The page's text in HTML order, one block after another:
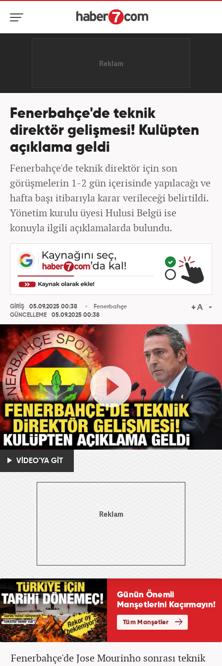
Fenerbahçe'de teknik
direktör gelişmesi! Kulüpten
açıklama geldi
Fenerbahçe'de teknik direktör için son
görüşmelerin 1-2 gün içerisinde yapılacağı ve
hafta başı itibarıyla karar verileceği belirtildi.
Yönetim kurulu üyesi Hulusi Belgü ise
konuyla ilgili açıklamalarda bulundu.
GİRİŞ
05.09.2025 00:38
GÜNCELLEME
05.09.2025 00:38
Fenerbahçe
VİDEO'YA GİT
Fenerbahçe'de Jose Mourinho sonrası teknik